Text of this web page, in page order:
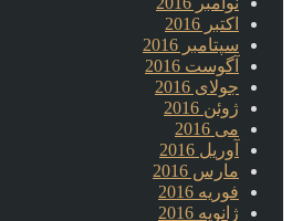
اکتبر 2016
سپتامبر 2016
آگوست 2016
جولای 2016
ژوئن 2016
می 2016
آوریل 2016
مارس 2016
فوریه 2016
ژانویه 2016